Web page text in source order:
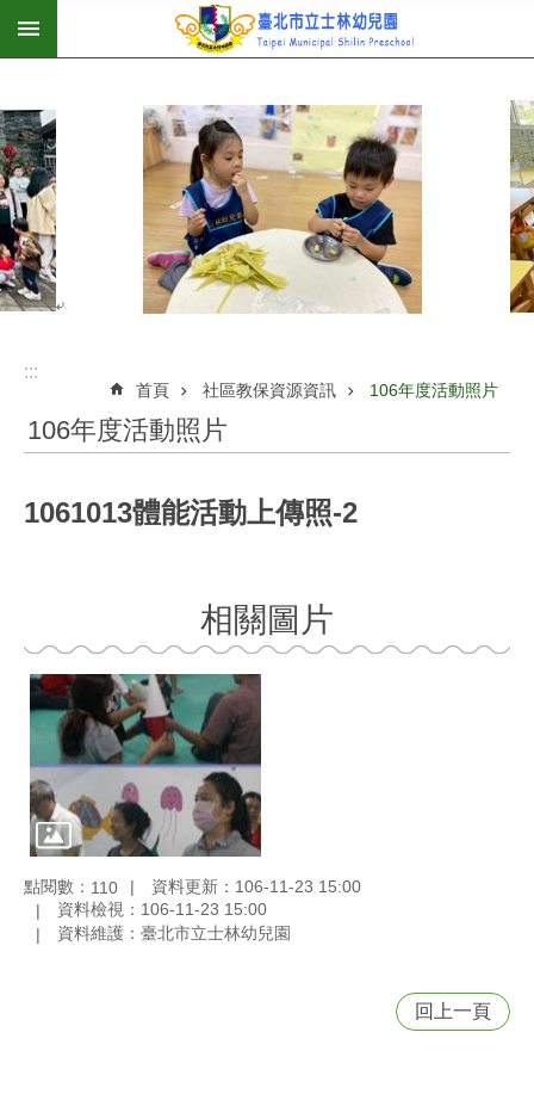
跳到主要內容區塊
:::
首頁 社區教保資源資訊 106年度活動照片
106年度活動照片
1061013體能活動上傳照-2
相關圖片
點閱數： 110
資料更新：106-11-23 15:00
資料檢視：106-11-23 15:00
資料維護：臺北市立士林幼兒園
回上一頁